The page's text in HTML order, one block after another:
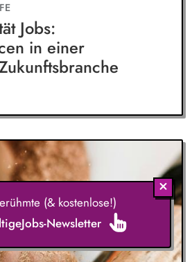
Jobs:
in einer
(& kostenlose!)
Newsletter